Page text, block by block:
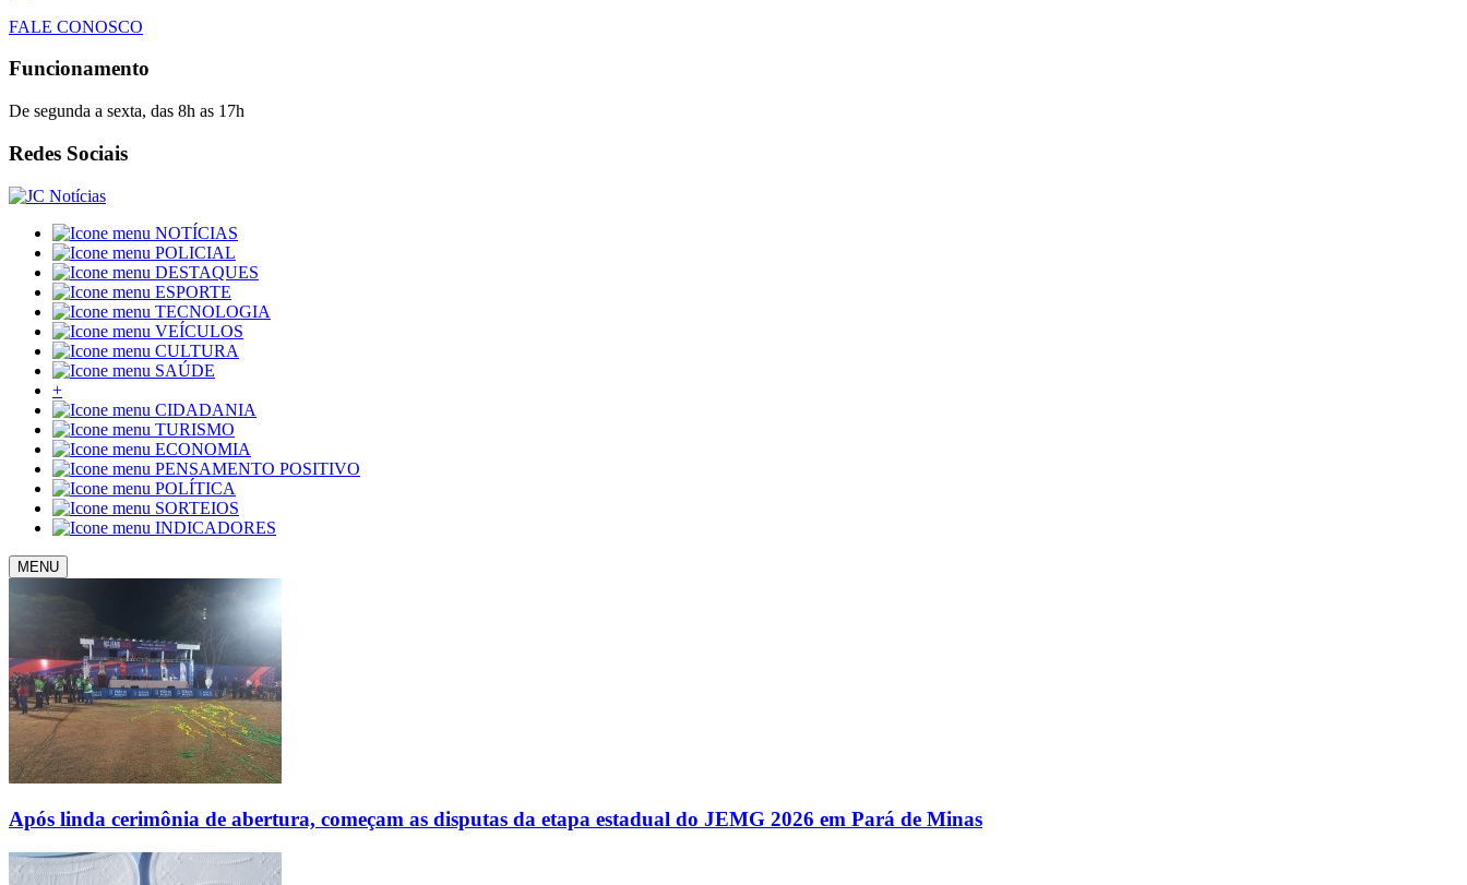
FALE CONOSCO
Funcionamento
De segunda a sexta, das 8h as 17h
Redes Sociais
NOTÍCIAS
POLICIAL
DESTAQUES
ESPORTE
TECNOLOGIA
VEÍCULOS
CULTURA
SAÚDE
+
CIDADANIA
TURISMO
ECONOMIA
PENSAMENTO POSITIVO
POLÍTICA
SORTEIOS
INDICADORES
MENU
Após linda cerimônia de abertura, começam as disputas da etapa estadual do JEMG 2026 em Pará de Minas